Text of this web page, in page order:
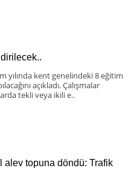
yılında kent genelindeki 8 eğitim
açıkladı. Çalışmalar
tekli veya ikili e..
alev topuna döndü: Trafik